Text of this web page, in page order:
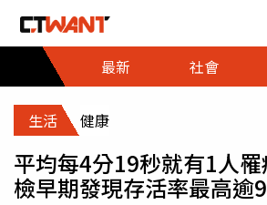
最新
社會
生活 健康
平均每4分19秒就有1人
檢早期發現存活率最高逾